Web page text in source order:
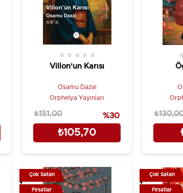
Villon'un Karısı
★ ★ ★ ★ ★
Osamu Dazai
Orphelya Yayınları
₺105,70
₺151,00 %30
Çok Satan
Fırsatlar
Çok Satan
Fırsatlar